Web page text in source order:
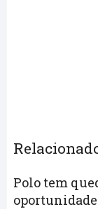
Polo tem